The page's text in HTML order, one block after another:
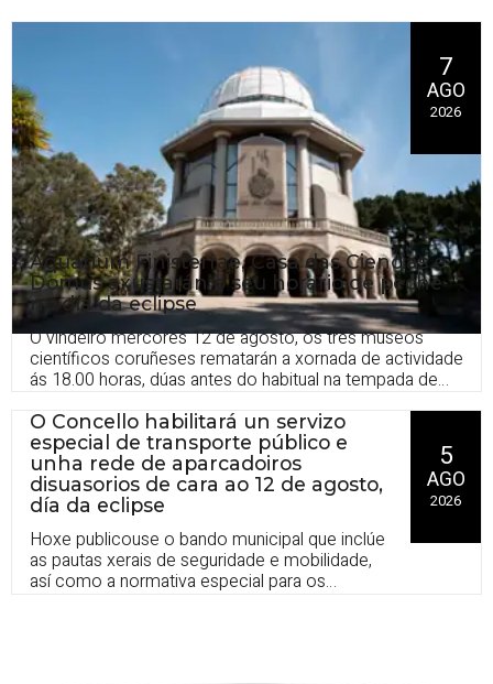
7
AGO
2026
Aquarium Finisterrae, Casa das Ciencias e
Domus axustarán o seu horario de peche
no día da eclipse
O vindeiro mércores 12 de agosto, os tres museos
científicos coruñeses rematarán a xornada de actividade
ás 18.00 horas, dúas antes do habitual na tempada de
5
AGO
2026
O Concello habilitará un servizo
especial de transporte público e
unha rede de aparcadoiros
disuasorios de cara ao 12 de agosto,
día da eclipse
Hoxe publicouse o bando municipal que inclúe
as pautas xerais de seguridade e mobilidade,
así como a normativa especial para os